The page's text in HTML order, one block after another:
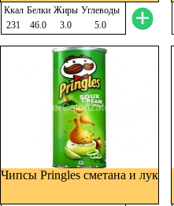
Ккал Белки Жиры Углеводы
231
46.0 3.0 5.0
Чипсы Pringles сметана и лук